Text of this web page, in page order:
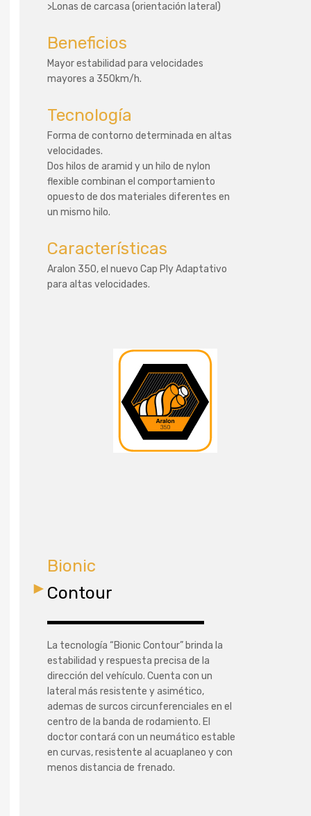
>Lonas de carcasa (orientación lateral)
Beneficios
Mayor estabilidad para velocidades
mayores a 350km/h.
Tecnología
Forma de contorno determinada en altas
velocidades.
Dos hilos de aramid y un hilo de nylon
flexible combinan el comportamiento
opuesto de dos materiales diferentes en
un mismo hilo.
Características
Aralon 350, el nuevo Cap Ply Adaptativo
para altas velocidades.
Bionic
Contour
La tecnología “Bionic Contour” brinda la
estabilidad y respuesta precisa de la
dirección del vehículo. Cuenta con un
lateral más resistente y asimético,
ademas de surcos circunferenciales en el
centro de la banda de rodamiento. El
doctor contará con un neumático estable
en curvas, resistente al acuaplaneo y con
menos distancia de frenado.